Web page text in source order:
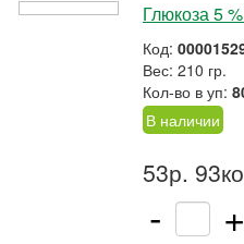
Глюкоза 5
Код:
Вес: 210 гр.
Кол-во в уп:
В наличии
53р.
- +